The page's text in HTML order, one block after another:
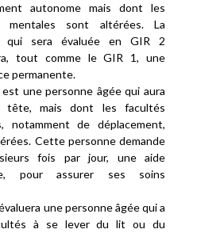
autonome mais dont les
mentales sont altérées. La
qui sera évaluée en GIR 2
tout comme le GIR 1, une
permanente.
une personne âgée qui aura
mais dont les facultés
notamment de déplacement,
Cette personne demande
fois par jour, une aide
pour assurer ses soins
une personne âgée qui a
à se lever du lit ou du